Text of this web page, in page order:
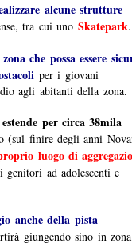
alcune strutture
tra cui uno Skatepark.
zona che possa essere
per i giovani
agli abitanti della zona.
percirca 38mila
(sul finire degli anni
luogo di
ad adolescenti e
anche della pista
giungendo sino in zona